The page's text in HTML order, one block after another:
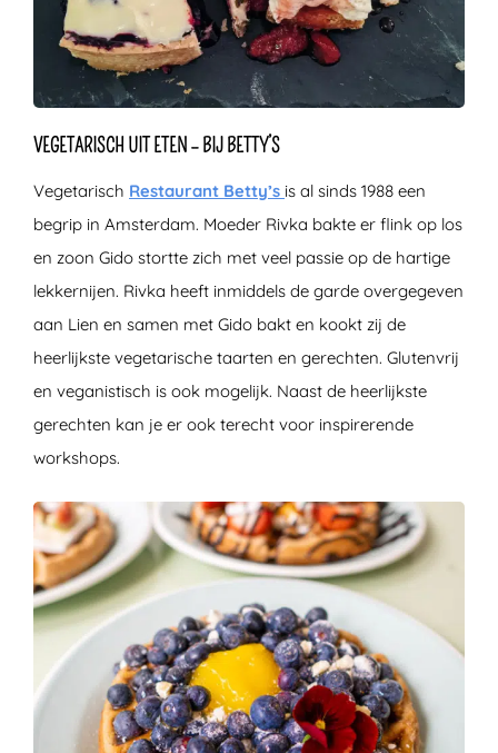
VEGETARISCH UIT ETEN – BIJ BETTY’S
Vegetarisch Restaurant Betty’s is al sinds 1988 een
begrip in Amsterdam. Moeder Rivka bakte er flink op los
en zoon Gido stortte zich met veel passie op de hartige
lekkernijen. Rivka heeft inmiddels de garde overgegeven
aan Lien en samen met Gido bakt en kookt zij de
heerlijkste vegetarische taarten en gerechten. Glutenvrij
en veganistisch is ook mogelijk. Naast de heerlijkste
gerechten kan je er ook terecht voor inspirerende
workshops.